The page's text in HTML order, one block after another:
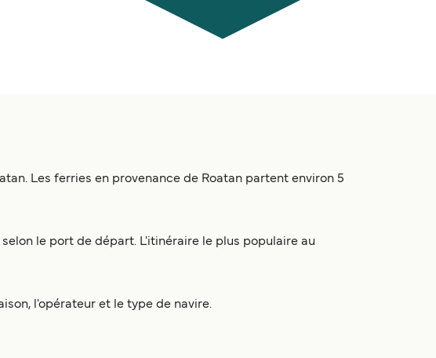
Les ferries en provenance de Roatan partent environ 5
le port de départ. L'itinéraire le plus populaire au
l'opérateur et le type de navire.